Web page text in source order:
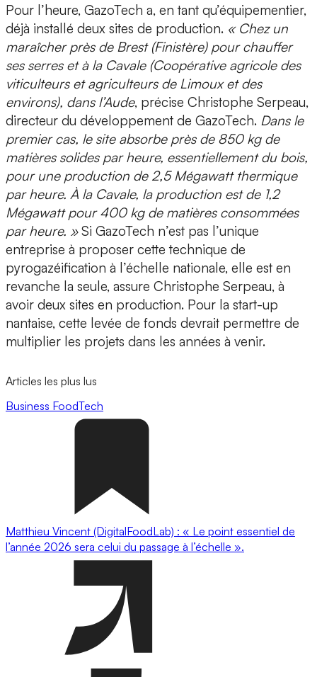
Pour l’heure, GazoTech a, en tant qu’équipementier,
déjà installé deux sites de production. « Chez un
maraîcher près de Brest (Finistère) pour chauffer
ses serres et à la Cavale (Coopérative agricole des
viticulteurs et agriculteurs de Limoux et des
environs), dans l’Aude, précise Christophe Serpeau,
directeur du développement de GazoTech. Dans le
premier cas, le site absorbe près de 850 kg de
matières solides par heure, essentiellement du bois,
pour une production de 2,5 Mégawatt thermique
par heure. À la Cavale, la production est de 1,2
Mégawatt pour 400 kg de matières consommées
par heure. »Si GazoTech n’est pas l’unique
entreprise à proposer cette technique de
pyrogazéification à l’échelle nationale, elle est en
revanche la seule, assure Christophe Serpeau, à
avoir deux sites en production. Pour la start-up
nantaise, cette levée de fonds devrait permettre de
multiplier les projets dans les années à venir.
Articles les plus lus
Business FoodTech
Matthieu Vincent (DigitalFoodLab) : « Le point essentiel de
l’année 2026 sera celui du passage à l’échelle ».